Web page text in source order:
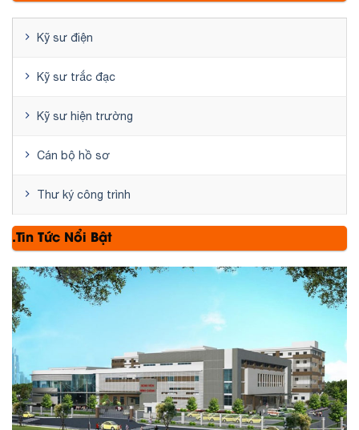
Kỹ sư điện
Kỹ sư trắc đạc
Kỹ sư hiện trường
Cán bộ hồ sơ
Thư ký công trình
.Tin Tức Nổi Bật